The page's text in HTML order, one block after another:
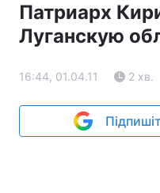
Патриарх
Луганскую
16:44, 01.04.11 2 хв.